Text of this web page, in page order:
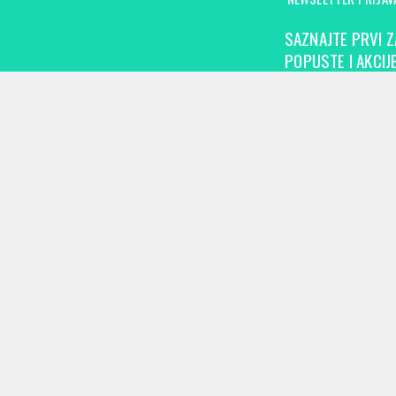
SAZNAJTE PRVI
POPUSTE I